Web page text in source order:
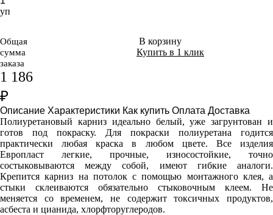
уп
Общая
сумма
заказа
1 186
₽
В корзину
Купить в 1 клик
Описание Характеристики Как купить Оплата Доставка
Полиуретановый карниз идеально белый, уже загрунтован и
готов под покраску. Для покраски полиуретана годится
практически любая краска в любом цвете. Все изделия
Европласт легкие, прочные, износостойкие, точно
состыковываются между собой, имеют гибкие аналоги.
Крепится карниз на потолок с помощью монтажного клея, а
стыки склеиваются обязательно стыковочным клеем. Не
меняется со временем, не содержит токсичных продуктов,
асбеста и цианида, хлорфторуглеродов.